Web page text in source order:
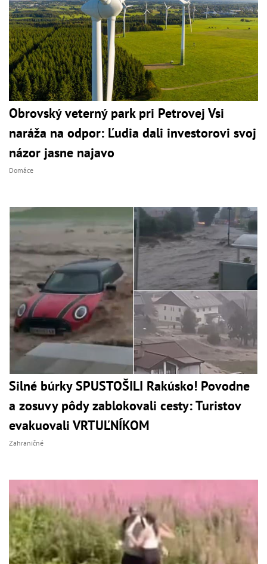
Obrovský veterný park pri Petrovej Vsi
naráža na odpor: Ľudia dali investorovi svoj
názor jasne najavo
Domáce
Silné búrky SPUSTOŠILI Rakúsko! Povodne
a zosuvy pôdy zablokovali cesty: Turistov
evakuovali VRTUĽNÍKOM
Zahraničné